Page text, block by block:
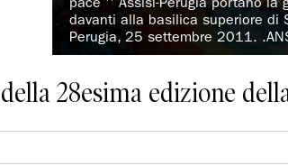
pace '' Assisi-Perugia portano la
davanti alla basilica superiore di
Perugia, 25 settembre 2011.
28esima edizione